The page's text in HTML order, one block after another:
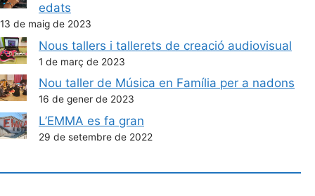
edats
13 de maig de 2023
Nous tallers i tallerets de creació audiovisual
1 de març de 2023
Nou taller de Música en Família per a nadons
16 de gener de 2023
L’EMMA es fa gran
29 de setembre de 2022